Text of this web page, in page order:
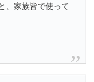
、家族皆で使って